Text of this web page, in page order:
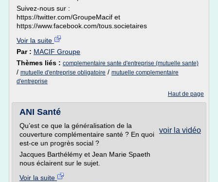
Suivez-nous sur :
https://twitter.com/GroupeMacif et
https://www.facebook.com/tous.societaires
Voir la suite
Par : MACIF Groupe
Thèmes liés : complementaire sante d'entreprise (mutuelle sante)
/ mutuelle d'entreprise obligatoire / mutuelle complementaire
d'entreprise
Haut de page
ANI Santé
voir la vidéo
Qu’est ce que la généralisation de la
couverture complémentaire santé ? En quoi
est-ce un progrès social ?
Jacques Barthélémy et Jean Marie Spaeth
nous éclairent sur le sujet.
Voir la suite